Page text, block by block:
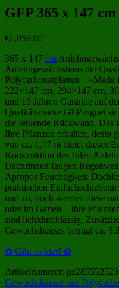
GFP 365 x 147
€1,059.00
365 x 147 cm
Anlehngewächshaus der
Polycarbonatplatten – «Made
222×147 cm, 294×147 cm,
und 15 Jahren Garantie auf
Qualitätsmarke GFP eignet
die fehlende Rückwand. Das
Ihre Pflanzen erhalten, desto
von ca. 1,47 m bietet dieses
Konstruktion des Eden
Dachrinnen fangen
Apropos Feuchtigkeit:
praktischen
und zu, noch werden diese
oder im Garten – Ihre
sind lichtdurchlässig.
Gewächshauses beträgt ca.
✿ Gibt es hier! ✿
Artikelnummer: pz289552523
Gewächshäuser aus